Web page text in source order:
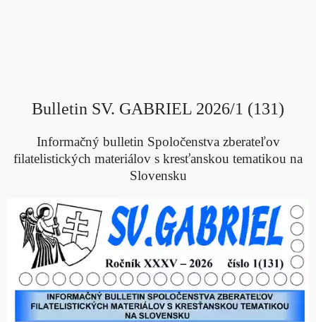
Bulletin SV. GABRIEL 2026/1 (131)
Informačný bulletin Spoločenstva zberateľov
filatelistických materiálov s kresťanskou tematikou na
Slovensku